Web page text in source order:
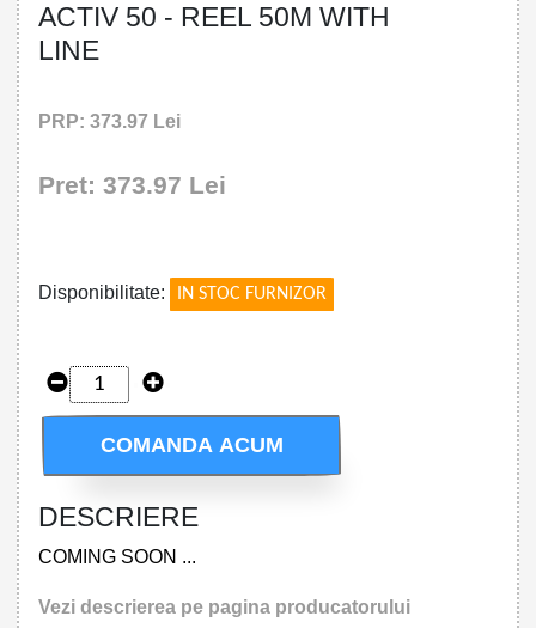
ACTIV 50 - REEL 50M WITH
LINE
PRP: 373.97 Lei
Pret: 373.97 Lei
Disponibilitate: IN STOC FURNIZOR
COMANDA ACUM
DESCRIERE
COMING SOON ...
Vezi descrierea pe pagina producatorului